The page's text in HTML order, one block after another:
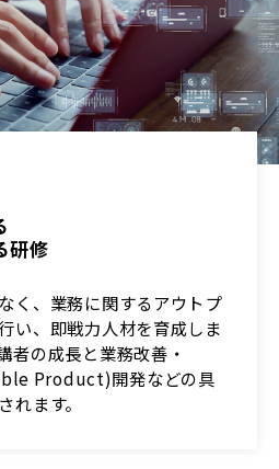
研修
く、業務に関するアウトプ
い、即戦力人材を育成しま
者の成長と業務改善・
Product)開発などの具
れます。